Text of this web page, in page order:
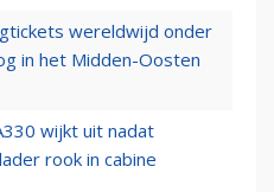
wereldwijd onder
in het Midden-Oosten
wijkt uit nadat
rook in cabine